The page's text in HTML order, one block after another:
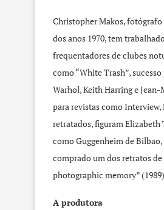
Christopher Makos,
dos anos 1970, tem
frequentadores de clubes
como “White Trash”,
Warhol, Keith Harring e
para revistas como Interview,
retratados, figuram Elizabeth
como Guggenheim de
comprado um dos retratos
photographic memory”
A produtora